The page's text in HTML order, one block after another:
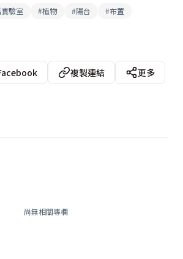
驗室 #植物 #陽台 #布置
複製連結
更多
尚無相關專欄